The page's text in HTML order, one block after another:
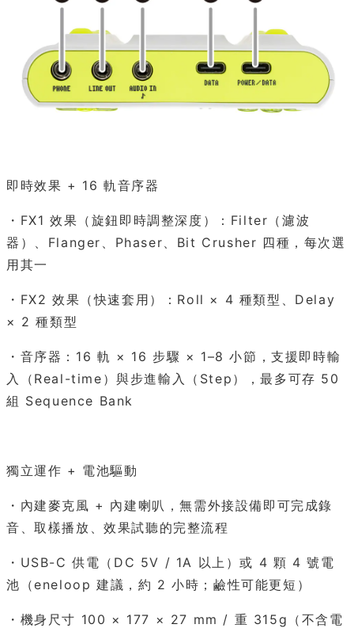
即時效果 + 16 軌音序器
・FX1 效果（旋鈕即時調整深度）：Filter（濾波
器）、Flanger、Phaser、Bit Crusher 四種，每次選
用其一
・FX2 效果（快速套用）：Roll × 4 種類型、Delay
× 2 種類型
・音序器：16 軌 × 16 步驟 × 1–8 小節，支援即時輸
入（Real-time）與步進輸入（Step），最多可存 50
組 Sequence Bank
獨立運作 + 電池驅動
・內建麥克風 + 內建喇叭，無需外接設備即可完成錄
音、取樣播放、效果試聽的完整流程
・USB-C 供電（DC 5V / 1A 以上）或 4 顆 4 號電
池（eneloop 建議，約 2 小時；鹼性可能更短）
・機身尺寸 100 × 177 × 27 mm / 重 315g（不含電